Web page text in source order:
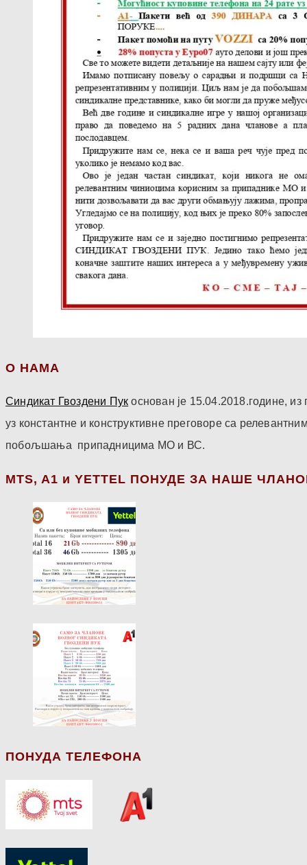
О НАМА
Синдикат Гвоздени Пук основан је 15.04.2018.године,
уз константне и конструктивне преговоре са
побољшања припадницима МО и ВС.
МТS, A1 и YETTEL ПОНУДЕ ЗА НАШЕ
ПОНУДА ТЕЛЕФОНА